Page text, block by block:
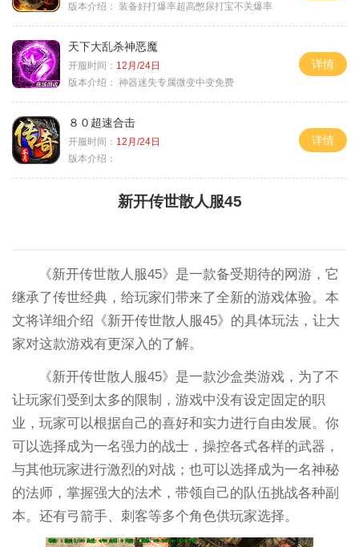
版本介绍： 装备好打爆率超高憋尿打宝不关爆率
天下大乱杀神恶魔
开服时间： 12月/24日
版本介绍： 神器迷失专属微变中变免费
详情
８０超速合击
开服时间： 12月/24日
版本介绍：
详情
新开传世散人服45
《新开传世散人服45》是一款备受期待的网游，它
继承了传世经典，给玩家们带来了全新的游戏体验。本
文将详细介绍《新开传世散人服45》的具体玩法，让大
家对这款游戏有更深入的了解。
《新开传世散人服45》是一款沙盒类游戏，为了不
让玩家们受到太多的限制，游戏中没有设定固定的职
业，玩家可以根据自己的喜好和实力进行自由发展。你
可以选择成为一名强力的战士，操控各式各样的武器，
与其他玩家进行激烈的对战；也可以选择成为一名神秘
的法师，掌握强大的法术，带领自己的队伍挑战各种副
本。还有弓箭手、刺客等多个角色供玩家选择。